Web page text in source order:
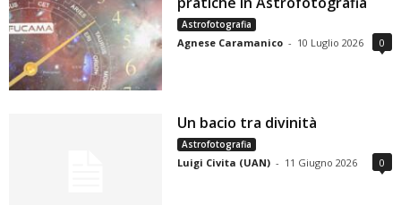
Astrofotografia
Agnese Caramanico - 10 Luglio 2026 0
Un bacio tra divinità
Astrofotografia
Luigi Civita (UAN) - 11 Giugno 2026 0